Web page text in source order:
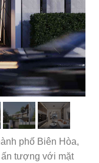
phố Biên Hòa,
tượng với mặt